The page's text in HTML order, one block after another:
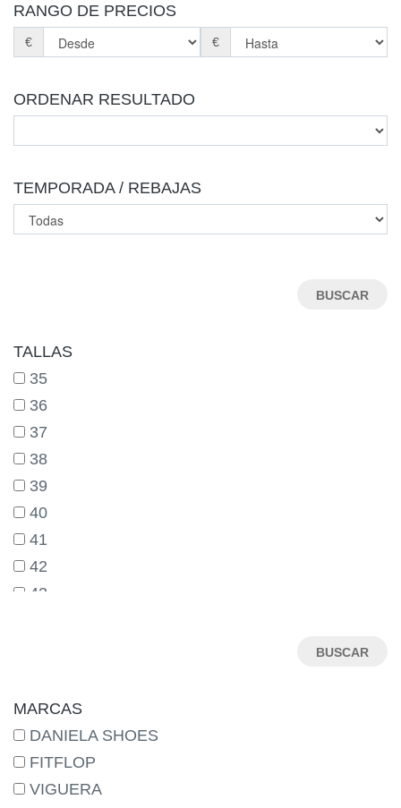
RANGO DE PRECIOS
€ €
ORDENAR RESULTADO
TEMPORADA / REBAJAS
TALLAS
35
36
37
38
39
40
41
42
43
MARCAS
DANIELA SHOES
FITFLOP
VIGUERA